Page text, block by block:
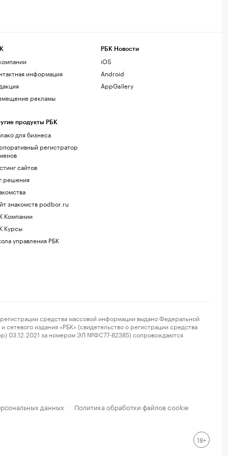
информация
рекламы
продукты РБК
для бизнеса
регистратор
сайтов
знакомств podbor.ru
Компании
Курсы
управления РБК
РБК Новости
iOS
Android
AppGallery
средства массовой информации выдано Федеральной
издания «РБК» (свидетельство о регистрации средства
03.12.2021 за номером ЭЛ №ФС77-82385) сопровождаются
данных · Политика обработки файлов cookie
18+